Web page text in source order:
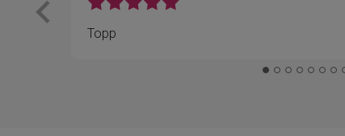
Topp